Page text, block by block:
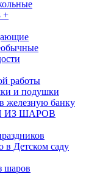
+
работы
и подушки
железную банку
ИЗ ШАРОВ
Детском саду
шаров